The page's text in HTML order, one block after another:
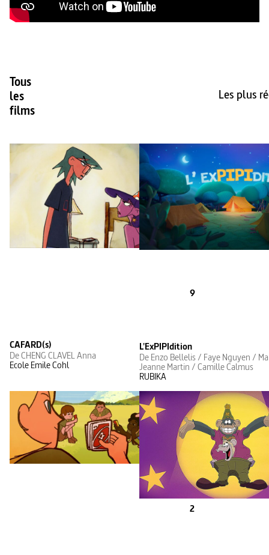
Tous
les
films
Les plus
9
CAFARD(s)
De CHENG CLAVEL Anna
Ecole Emile Cohl
L'ExPIPIdition
De Enzo Bellelis / Faye Nguyen /
Jeanne Martin / Camille Calmus
RUBIKA
2